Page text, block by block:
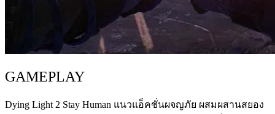
GAMEPLAY
Dying Light 2 Stay Human แนวแอ็คชั่นผจญภัย ผสมผสานสยอง